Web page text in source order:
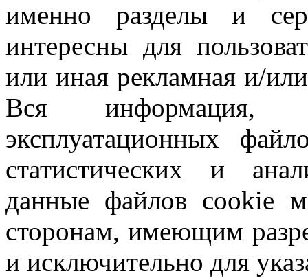
именно разделы и
интересны для
или иная рекламная и/
Вся информация,
эксплуатационных
статистических и
данные файлов cookie
сторонам, имеющим
и исключительно для